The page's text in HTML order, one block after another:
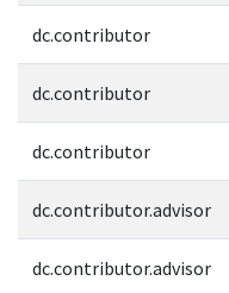
dc.contributor
dc.contributor
dc.contributor
dc.contributor.advisor
dc.contributor.advisor